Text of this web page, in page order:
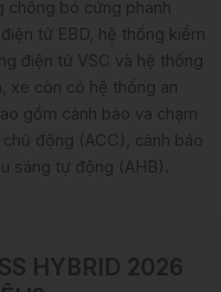
chống bó cứng phanh
tử EBD, hệ thống kiểm
điện tử VSC và hệ thống
xe còn có hệ thống an
gồm cảnh báo va chạm
động (ACC), cảnh báo
sáng tự động (AHB).
HYBRID 2026